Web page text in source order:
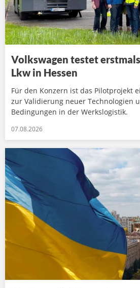
Volkswagen testet
Lkw in Hessen
Für den Konzern ist das Pilotprojekt
zur Validierung neuer Technologien
Bedingungen in der Werkslogistik.
07.08.2026